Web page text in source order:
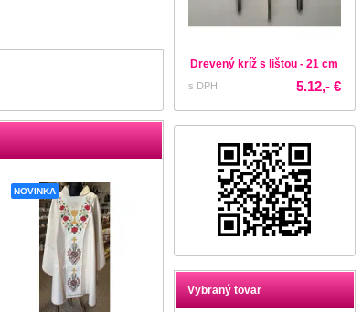
Drevený kríž s lištou - 21 cm
s DPH 5.12,- €
Vybraný tovar
NOVINKA